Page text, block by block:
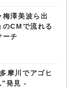
リサー
梅澤美波ら出
のCMで流れる
チ
摩川でアゴヒ
発見 -